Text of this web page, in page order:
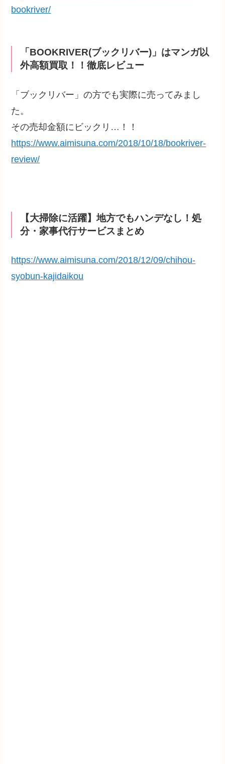
bookriver/
「BOOKRIVER(ブックリバー)」はマンガ以
外高額買取！！徹底レビュー
「ブックリバー」の方でも実際に売ってみまし
た。
その売却金額にビックリ…！！
https://www.aimisuna.com/2018/10/18/bookriver-
review/
【大掃除に活躍】地方でもハンデなし！処
分・家事代行サービスまとめ
https://www.aimisuna.com/2018/12/09/chihou-
syobun-kajidaikou